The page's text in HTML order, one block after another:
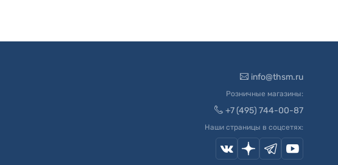
info@thsm.ru
Розничные магазины:
+7 (495) 744-00-87
Наши страницы в соцсетях: